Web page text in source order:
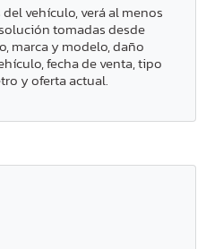
vehículo, verá al menos
tomadas desde
marca y modelo, daño
fecha de venta, tipo
y oferta actual.